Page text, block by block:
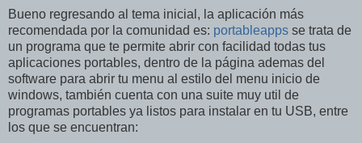
Bueno regresando al tema inicial, la aplicación más
recomendada por la comunidad es: portableapps se trata de
un programa que te permite abrir con facilidad todas tus
aplicaciones portables, dentro de la página ademas del
software para abrir tu menu al estilo del menu inicio de
windows, también cuenta con una suite muy util de
programas portables ya listos para instalar en tu USB, entre
los que se encuentran: